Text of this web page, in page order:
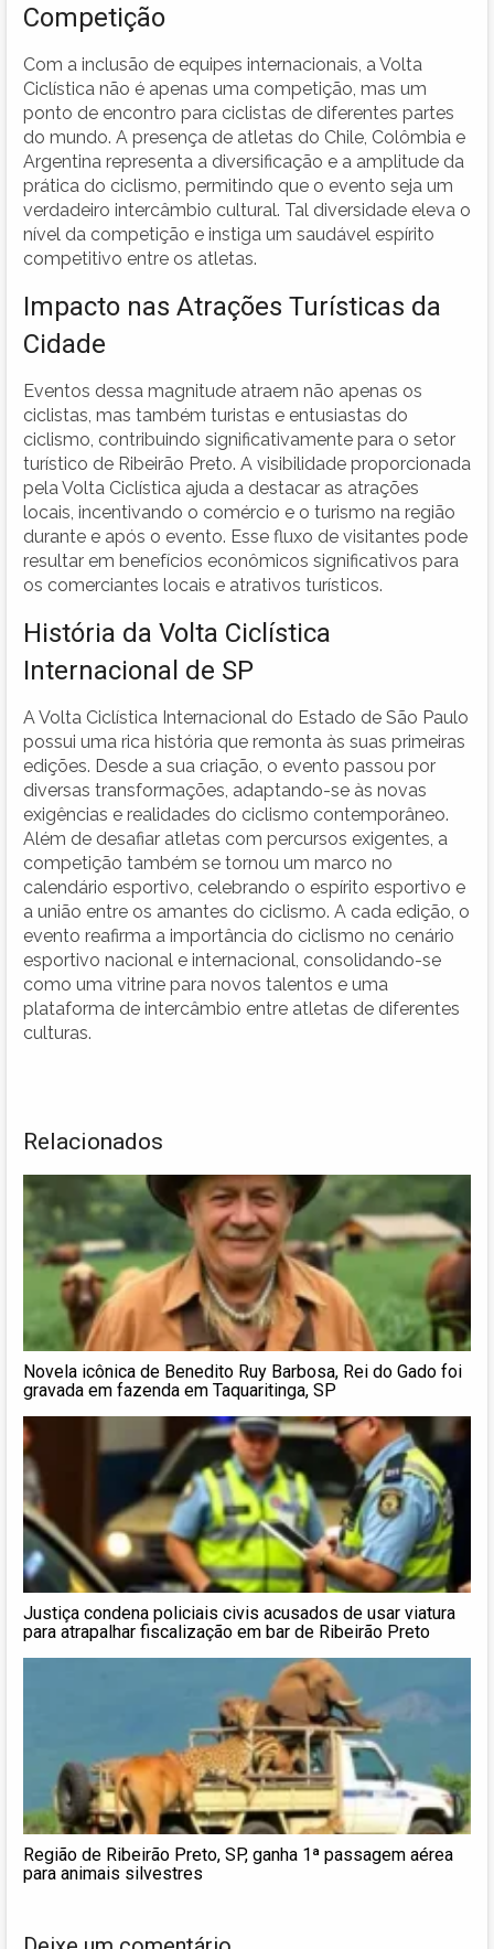
Competição
Com a inclusão de equipes internacionais, a Volta
Ciclística não é apenas uma competição, mas um
ponto de encontro para ciclistas de diferentes partes
do mundo. A presença de atletas do Chile, Colômbia e
Argentina representa a diversificação e a amplitude da
prática do ciclismo, permitindo que o evento seja um
verdadeiro intercâmbio cultural. Tal diversidade eleva o
nível da competição e instiga um saudável espírito
competitivo entre os atletas.
Impacto nas Atrações Turísticas da
Cidade
Eventos dessa magnitude atraem não apenas os
ciclistas, mas também turistas e entusiastas do
ciclismo, contribuindo significativamente para o setor
turístico de Ribeirão Preto. A visibilidade proporcionada
pela Volta Ciclística ajuda a destacar as atrações
locais, incentivando o comércio e o turismo na região
durante e após o evento. Esse fluxo de visitantes pode
resultar em benefícios econômicos significativos para
os comerciantes locais e atrativos turísticos.
História da Volta Ciclística
Internacional de SP
A Volta Ciclística Internacional do Estado de São Paulo
possui uma rica história que remonta às suas primeiras
edições. Desde a sua criação, o evento passou por
diversas transformações, adaptando-se às novas
exigências e realidades do ciclismo contemporâneo.
Além de desafiar atletas com percursos exigentes, a
competição também se tornou um marco no
calendário esportivo, celebrando o espírito esportivo e
a união entre os amantes do ciclismo. A cada edição, o
evento reafirma a importância do ciclismo no cenário
esportivo nacional e internacional, consolidando-se
como uma vitrine para novos talentos e uma
plataforma de intercâmbio entre atletas de diferentes
culturas.
Relacionados
Novela icônica de Benedito Ruy Barbosa, Rei do Gado foi
gravada em fazenda em Taquaritinga, SP
Justiça condena policiais civis acusados de usar viatura
para atrapalhar fiscalização em bar de Ribeirão Preto
Região de Ribeirão Preto, SP, ganha 1ª passagem aérea
para animais silvestres